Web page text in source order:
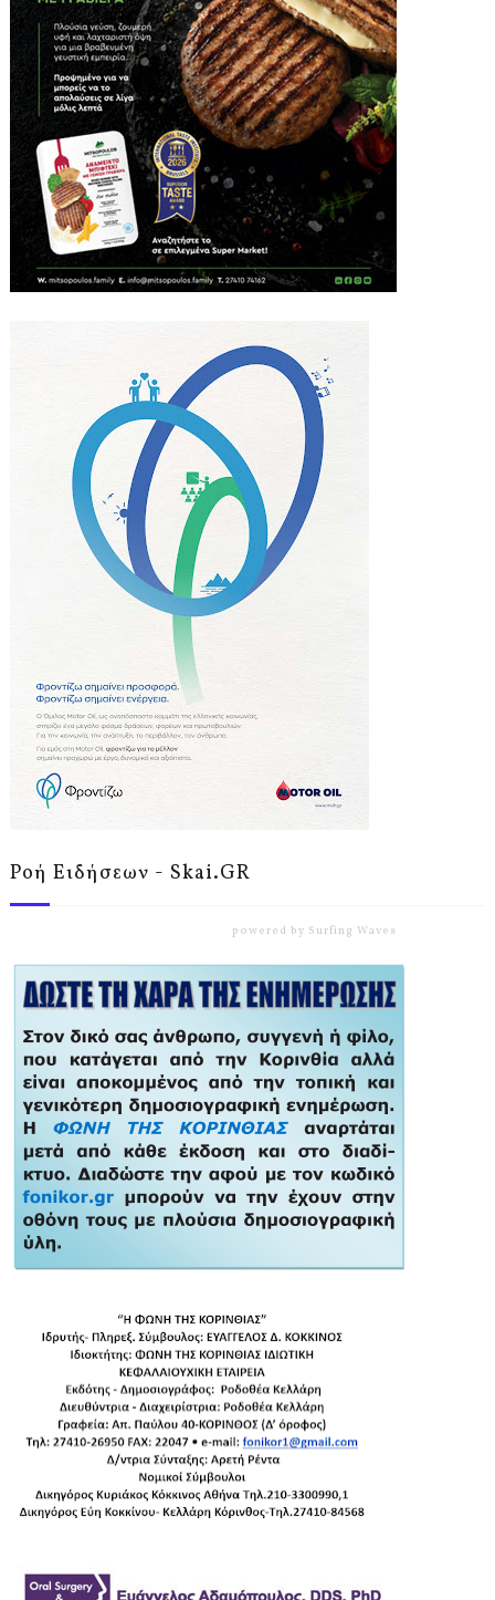
Ροή Ειδήσεων - Skai.GR
powered by Surfing Waves